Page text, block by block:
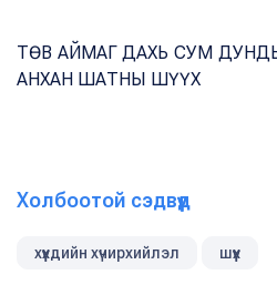
ТӨВ АЙМАГ ДАХЬ СУМ
АНХАН ШАТНЫ ШҮҮХ
Холбоотой сэдвүүд
хүүхдийн хүчирхийлэл шүүх